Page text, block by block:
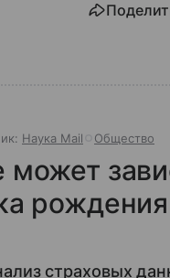
Наука Mail Общество
может
страховых